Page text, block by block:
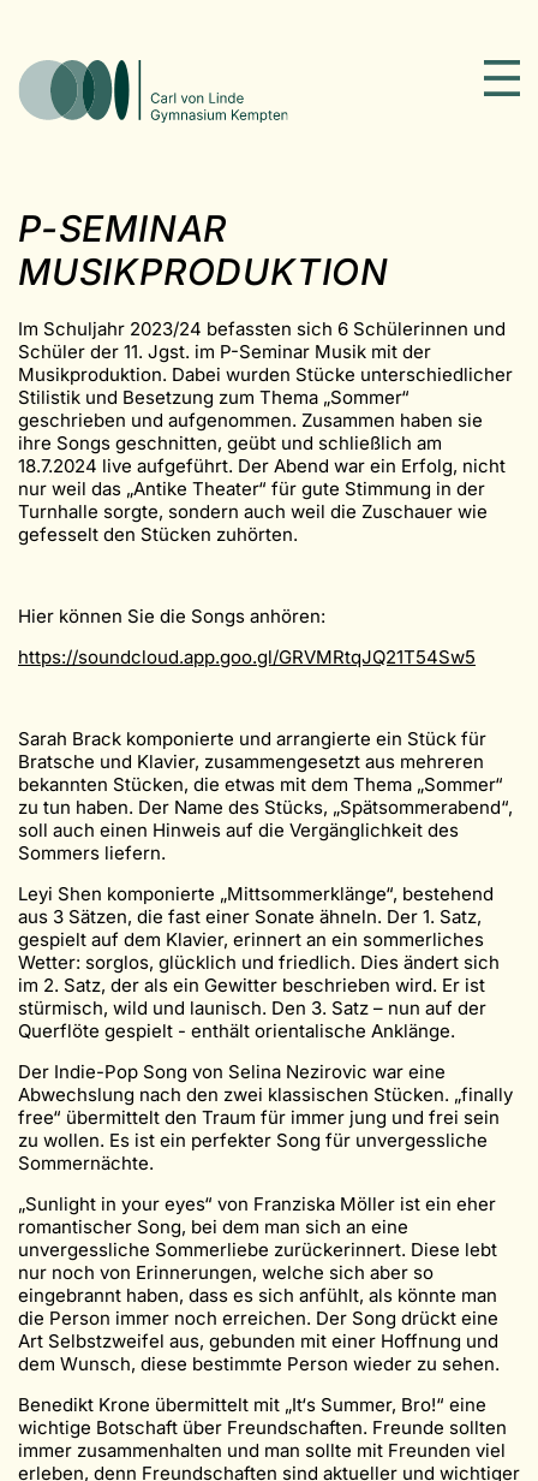
P-SEMINAR
MUSIKPRODUKTION
Im Schuljahr 2023/24 befassten sich 6 Schülerinnen und
Schüler der 11. Jgst. im P-Seminar Musik mit der
Musikproduktion. Dabei wurden Stücke unterschiedlicher
Stilistik und Besetzung zum Thema „Sommer“
geschrieben und aufgenommen. Zusammen haben sie
ihre Songs geschnitten, geübt und schließlich am
18.7.2024 live aufgeführt. Der Abend war ein Erfolg, nicht
nur weil das „Antike Theater“ für gute Stimmung in der
Turnhalle sorgte, sondern auch weil die Zuschauer wie
gefesselt den Stücken zuhörten.
Hier können Sie die Songs anhören:
https://soundcloud.app.goo.gl/GRVMRtqJQ21T54Sw5
Sarah Brack komponierte und arrangierte ein Stück für
Bratsche und Klavier, zusammengesetzt aus mehreren
bekannten Stücken, die etwas mit dem Thema „Sommer“
zu tun haben. Der Name des Stücks, „Spätsommerabend“,
soll auch einen Hinweis auf die Vergänglichkeit des
Sommers liefern.
Leyi Shen komponierte „Mittsommerklänge“, bestehend
aus 3 Sätzen, die fast einer Sonate ähneln. Der 1. Satz,
gespielt auf dem Klavier, erinnert an ein sommerliches
Wetter: sorglos, glücklich und friedlich. Dies ändert sich
im 2. Satz, der als ein Gewitter beschrieben wird. Er ist
stürmisch, wild und launisch. Den 3. Satz – nun auf der
Querflöte gespielt - enthält orientalische Anklänge.
Der Indie-Pop Song von Selina Nezirovic war eine
Abwechslung nach den zwei klassischen Stücken. „finally
free“ übermittelt den Traum für immer jung und frei sein
zu wollen. Es ist ein perfekter Song für unvergessliche
Sommernächte.
„Sunlight in your eyes“ von Franziska Möller ist ein eher
romantischer Song, bei dem man sich an eine
unvergessliche Sommerliebe zurückerinnert. Diese lebt
nur noch von Erinnerungen, welche sich aber so
eingebrannt haben, dass es sich anfühlt, als könnte man
die Person immer noch erreichen. Der Song drückt eine
Art Selbstzweifel aus, gebunden mit einer Hoffnung und
dem Wunsch, diese bestimmte Person wieder zu sehen.
Benedikt Krone übermittelt mit „It‘s Summer, Bro!“ eine
wichtige Botschaft über Freundschaften. Freunde sollten
immer zusammenhalten und man sollte mit Freunden viel
erleben, denn Freundschaften sind aktueller und wichtiger